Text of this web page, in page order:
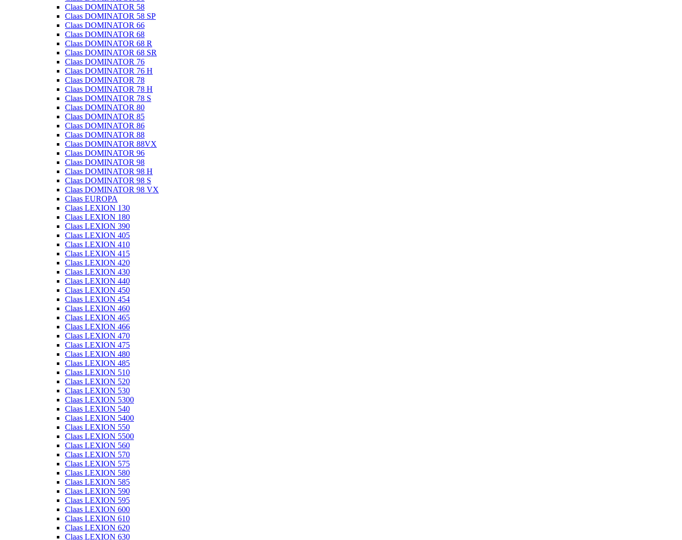
Claas DOMINATOR 58
Claas DOMINATOR 58 SP
Claas DOMINATOR 66
Claas DOMINATOR 68
Claas DOMINATOR 68 R
Claas DOMINATOR 68 SR
Claas DOMINATOR 76
Claas DOMINATOR 76 H
Claas DOMINATOR 78
Claas DOMINATOR 78 H
Claas DOMINATOR 78 S
Claas DOMINATOR 80
Claas DOMINATOR 85
Claas DOMINATOR 86
Claas DOMINATOR 88
Claas DOMINATOR 88VX
Claas DOMINATOR 96
Claas DOMINATOR 98
Claas DOMINATOR 98 H
Claas DOMINATOR 98 S
Claas DOMINATOR 98 VX
Claas EUROPA
Claas LEXION 130
Claas LEXION 180
Claas LEXION 390
Claas LEXION 405
Claas LEXION 410
Claas LEXION 415
Claas LEXION 420
Claas LEXION 430
Claas LEXION 440
Claas LEXION 450
Claas LEXION 454
Claas LEXION 460
Claas LEXION 465
Claas LEXION 466
Claas LEXION 470
Claas LEXION 475
Claas LEXION 480
Claas LEXION 485
Claas LEXION 510
Claas LEXION 520
Claas LEXION 530
Claas LEXION 5300
Claas LEXION 540
Claas LEXION 5400
Claas LEXION 550
Claas LEXION 5500
Claas LEXION 560
Claas LEXION 570
Claas LEXION 575
Claas LEXION 580
Claas LEXION 585
Claas LEXION 590
Claas LEXION 595
Claas LEXION 600
Claas LEXION 610
Claas LEXION 620
Claas LEXION 630